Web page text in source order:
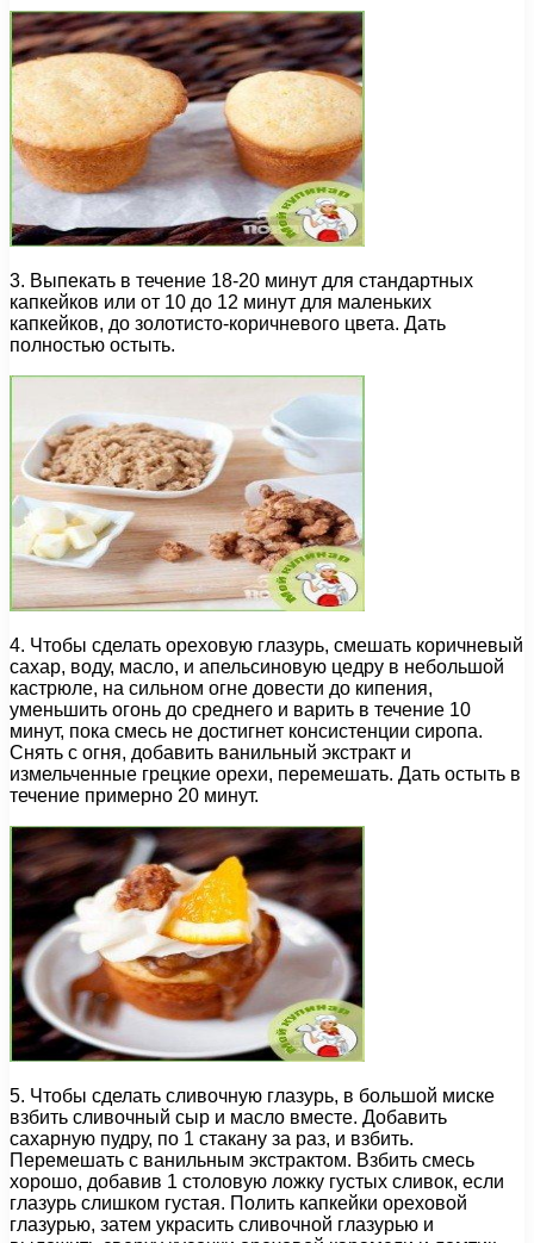
3. Выпекать в течение 18-20 минут для стандартных
капкейков или от 10 до 12 минут для маленьких
капкейков, до золотисто-коричневого цвета. Дать
полностью остыть.
4. Чтобы сделать ореховую глазурь, смешать коричневый
сахар, воду, масло, и апельсиновую цедру в небольшой
кастрюле, на сильном огне довести до кипения,
уменьшить огонь до среднего и варить в течение 10
минут, пока смесь не достигнет консистенции сиропа.
Снять с огня, добавить ванильный экстракт и
измельченные грецкие орехи, перемешать. Дать остыть в
течение примерно 20 минут.
5. Чтобы сделать сливочную глазурь, в большой миске
взбить сливочный сыр и масло вместе. Добавить
сахарную пудру, по 1 стакану за раз, и взбить.
Перемешать с ванильным экстрактом. Взбить смесь
хорошо, добавив 1 столовую ложку густых сливок, если
глазурь слишком густая. Полить капкейки ореховой
глазурью, затем украсить сливочной глазурью и